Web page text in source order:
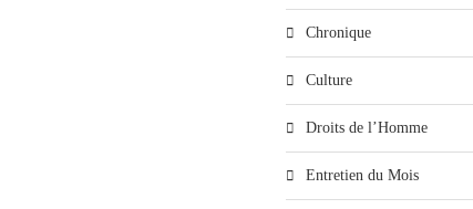
Chronique
Culture
Droits de l’Homme
Entretien du Mois